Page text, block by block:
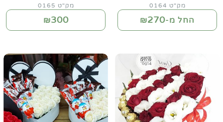
מק"ט 0164
החל מ-₪270
מק"ט 0165
₪300